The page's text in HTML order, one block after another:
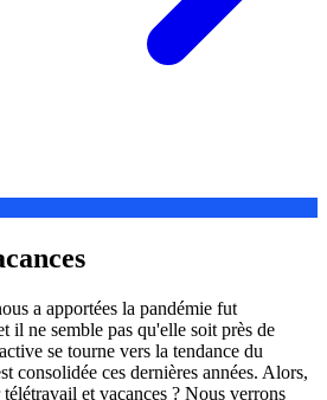
a apportées la pandémie fut
il ne semble pas qu'elle soit près de
se tourne vers la tendance du
consolidée ces dernières années. Alors,
et vacances ? Nous verrons